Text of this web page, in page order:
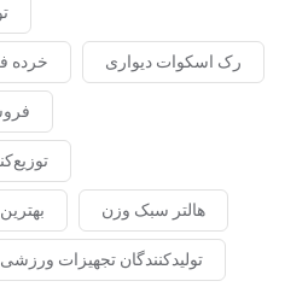
خرده رک اسکوات دیواری
هالتر سبک وزن
تولیدکنندگان تجهیزات ورزشی